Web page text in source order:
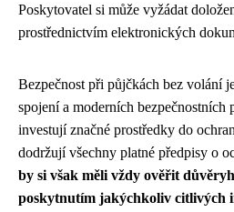
Poskytovatel si může vyžádat
prostřednictvím elektronických
Bezpečnost při půjčkách bez volání
spojení a moderních
investují značné prostředky do
dodržují všechny platné předpisy o
by si však měli vždy ověřit
poskytnutím jakýchkoliv citlivých